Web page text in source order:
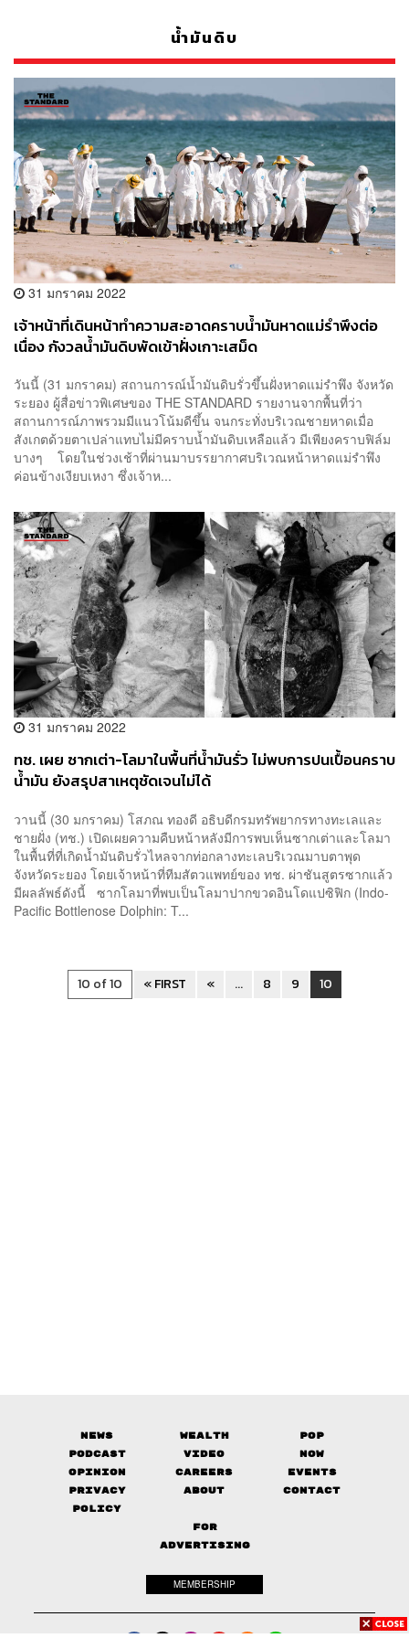
น้ำมันดิบ
31 มกราคม 2022
เจ้าหน้าที่เดินหน้าทำความสะอาดคราบน้ำมันหาดแม่รำพึงต่อ
เนื่อง กังวลน้ำมันดิบพัดเข้าฝั่งเกาะเสม็ด
วันนี้ (31 มกราคม) สถานการณ์น้ำมันดิบรั่วขึ้นฝั่งหาดแม่รำพึง จังหวัด
ระยอง ผู้สื่อข่าวพิเศษของ THE STANDARD รายงานจากพื้นที่ว่า
สถานการณ์ภาพรวมมีแนวโน้มดีขึ้น จนกระทั่งบริเวณชายหาดเมื่อ
สังเกตด้วยตาเปล่าแทบไม่มีคราบน้ำมันดิบเหลือแล้ว มีเพียงคราบฟิล์ม
บางๆ โดยในช่วงเช้าที่ผ่านมาบรรยากาศบริเวณหน้าหาดแม่รำพึง
ค่อนข้างเงียบเหงา ซึ่งเจ้าห...
31 มกราคม 2022
ทช. เผย ซากเต่า-โลมาในพื้นที่น้ำมันรั่ว ไม่พบการปนเปื้อนคราบ
น้ำมัน ยังสรุปสาเหตุชัดเจนไม่ได้
วานนี้ (30 มกราคม) โสภณ ทองดี อธิบดีกรมทรัพยากรทางทะเลและ
ชายฝั่ง (ทช.) เปิดเผยความคืบหน้าหลังมีการพบเห็นซากเต่าและโลมา
ในพื้นที่ที่เกิดน้ำมันดิบรั่วไหลจากท่อกลางทะเลบริเวณมาบตาพุด
จังหวัดระยอง โดยเจ้าหน้าที่ทีมสัตวแพทย์ของ ทช. ผ่าชันสูตรซากแล้ว
มีผลลัพธ์ดังนี้ ซากโลมาที่พบเป็นโลมาปากขวดอินโดแปซิฟิก (Indo-
Pacific Bottlenose Dolphin: T...
10 of 10 « FIRST « ... 8 9 10
News Wealth
Pop
Podcast
Video
Now
Opinion
Careers
Events
Privacy
Policy
About Contact
FOR
ADVERTISING
MEMBERSHIP